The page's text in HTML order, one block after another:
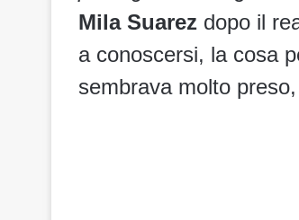
Mila Suarez dopo il
a conoscersi, la cosa
sembrava molto